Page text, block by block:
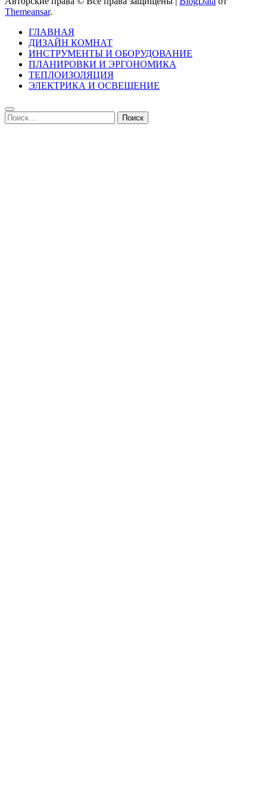
Themeansar.
ГЛАВНАЯ
ДИЗАЙН КОМНАТ
ИНСТРУМЕНТЫ И ОБОРУДОВАНИЕ
ПЛАНИРОВКИ И ЭРГОНОМИКА
ТЕПЛОИЗОЛЯЦИЯ
ЭЛЕКТРИКА И ОСВЕЩЕНИЕ
Найти: